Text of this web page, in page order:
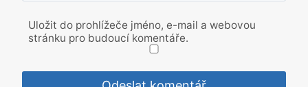
Uložit do prohlížeče jméno, e-mail a webovou
stránku pro budoucí komentáře.